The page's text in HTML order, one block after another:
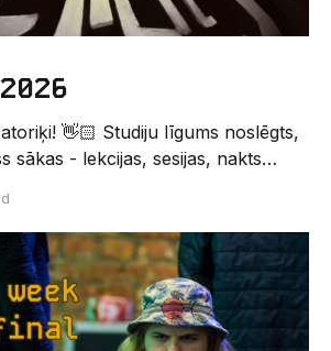
līgums noslēgts,
sākas - lekcijas, sesijas, nakts
labāks veids, kā iepazīt savu jauno
vidē, par došanos uz
nometne
pirmos draugus, ieskatu studenta